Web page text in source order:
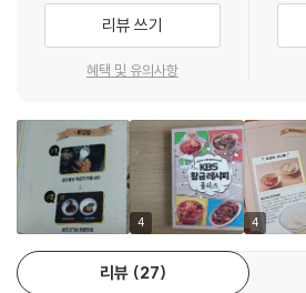
짜장 172
시래기밥 176
메밀전 182
라볶이 184
메밀비빔국수 188
약밥&견과류강정 192
김치비빔국수 196
동지팥죽&팥칼국수 200
반숙 오므라이스 204
다양한 상황에 어울리는 다채로운 레시피
아니다. 집에서 먹는 간단한 한 끼나 반찬도
위해서 다채로운 레시피를 담았다. 다양한 상
일상을 맛집처럼 만드는 찌개, 국, 밑반찬 요
리, 손님상에 내어놓아도 손색없는 별미요리
을 황금빛으로 물들여보자.
리뷰 쓰기
혜택 및 유의사항
4 4
리뷰 27